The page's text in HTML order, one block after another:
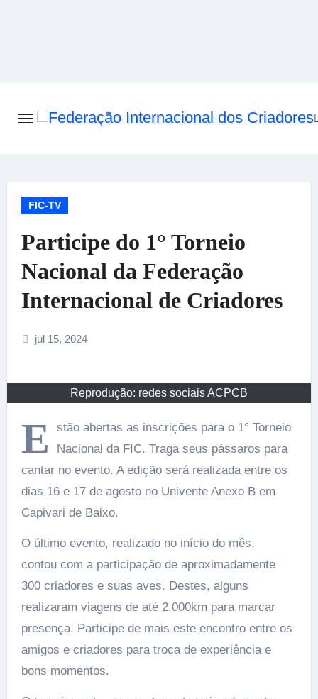
FIC-TV
Participe do 1° Torneio
Nacional da Federação
Internacional de Criadores
jul 15, 2024
Reprodução: redes sociais ACPCB
E
stão abertas as inscrições para o 1° Torneio
Nacional da FIC. Traga seus pássaros para
cantar no evento. A edição será realizada entre os
dias 16 e 17 de agosto no Univente Anexo B em
Capivari de Baixo.
O último evento, realizado no início do mês,
contou com a participação de aproximadamente
300 criadores e suas aves. Destes, alguns
realizaram viagens de até 2.000km para marcar
presença. Participe de mais este encontro entre os
amigos e criadores para troca de experiência e
bons momentos.